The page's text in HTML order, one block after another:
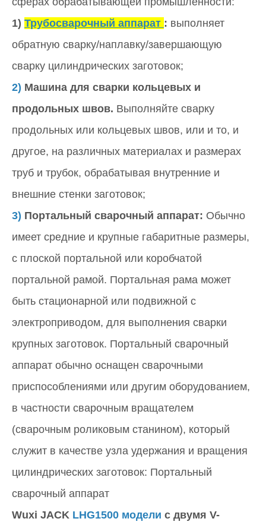
1) Трубосварочный аппарат : выполняет
обратную сварку/наплавку/завершающую
сварку цилиндрических заготовок;
2) Машина для сварки кольцевых и
продольных швов. Выполняйте сварку
продольных или кольцевых швов, или и то, и
другое, на различных материалах и размерах
труб и трубок, обрабатывая внутренние и
внешние стенки заготовок;
3) Портальный сварочный аппарат: Обычно
имеет средние и крупные габаритные размеры,
с плоской портальной или коробчатой ​​
портальной рамой. Портальная рама может
быть стационарной или подвижной с
электроприводом, для выполнения сварки
крупных заготовок. Портальный сварочный
аппарат обычно оснащен сварочными
приспособлениями или другим оборудованием,
в частности сварочным вращателем
(сварочным роликовым станином), который
служит в качестве узла удержания и вращения
цилиндрических заготовок: Портальный
сварочный аппарат
Wuxi JACK LHG1500 модели с двумя V-